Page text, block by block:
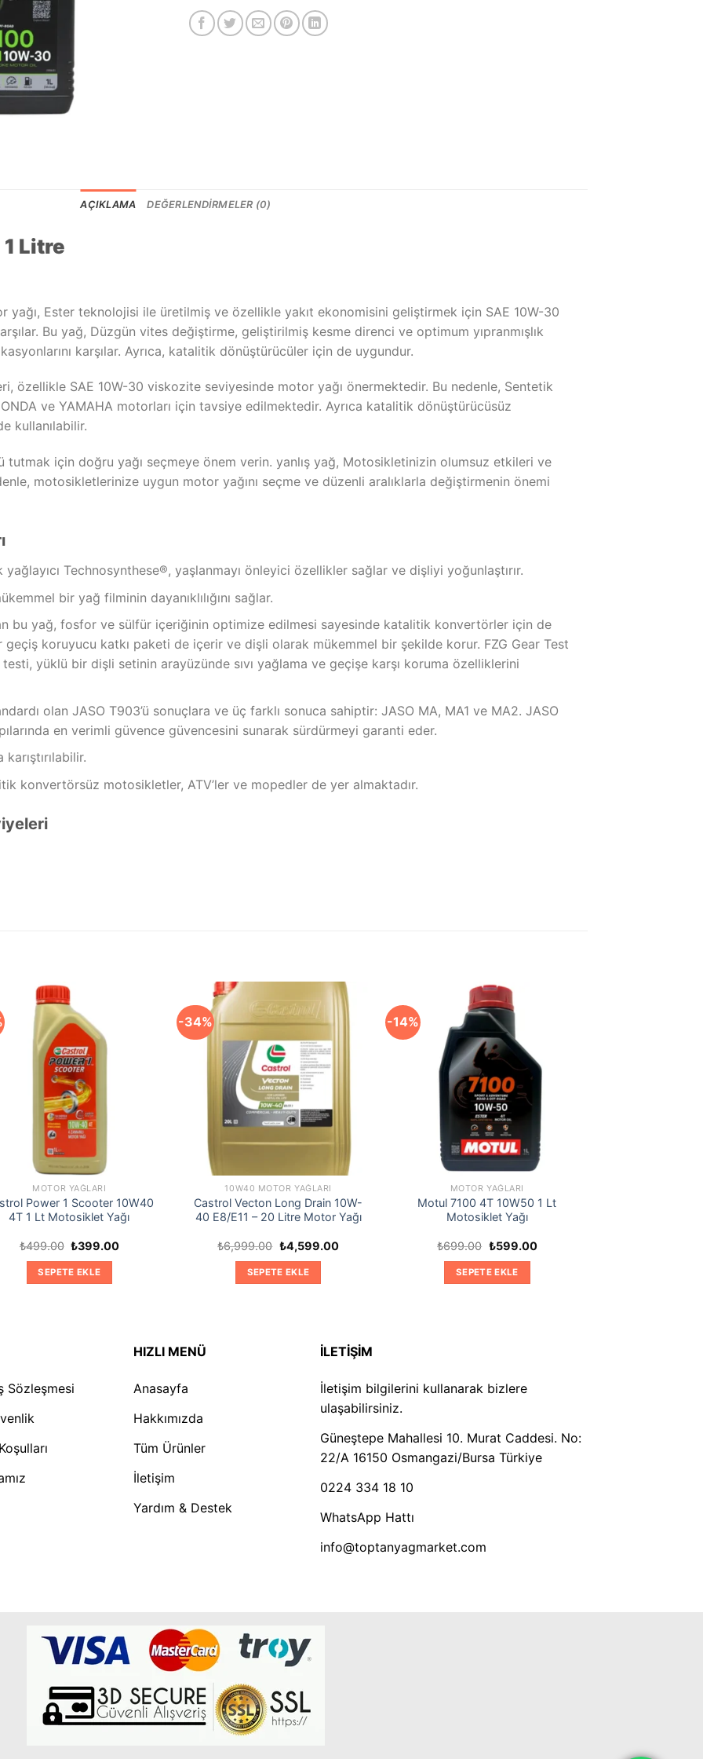
AÇIKLAMA DEĞERLENDIRMELER (0)
Litre
yağı, Ester teknolojisi ile üretilmiş ve özellikle yakıt ekonomisini geliştirmek için SAE 10W-30
Bu yağ, Düzgün vites değiştirme, geliştirilmiş kesme direnci ve optimum yıpranmışlık
karşılar. Ayrıca, katalitik dönüştürücüler için de uygundur.
özellikle SAE 10W-30 viskozite seviyesinde motor yağı önermektedir. Bu nedenle, Sentetik
ve YAMAHA motorları için tavsiye edilmektedir. Ayrıca katalitik dönüştürücüsüz
kullanılabilir.
tutmak için doğru yağı seçmeye önem verin. yanlış yağ, Motosikletinizin olumsuz etkileri ve
motosikletlerinize uygun motor yağını seçme ve düzenli aralıklarla değiştirmenin önemi
Technosynthese®, yaşlanmayı önleyici özellikler sağlar ve dişliyi yoğunlaştırır.
bir yağ filminin dayanıklılığını sağlar.
bu yağ, fosfor ve sülfür içeriğinin optimize edilmesi sayesinde katalitik konvertörler için de
geçiş koruyucu katkı paketi de içerir ve dişli olarak mükemmel bir şekilde korur. FZG Gear Test
testi, yüklü bir dişli setinin arayüzünde sıvı yağlama ve geçişe karşı koruma özelliklerini
olan JASO T903’ü sonuçlara ve üç farklı sonuca sahiptir: JASO MA, MA1 ve MA2. JASO
en verimli güvence güvencesini sunarak sürdürmeyi garanti eder.
konvertörsüz motosikletler, ATV’ler ve mopedler de yer almaktadır.
MOTOR YAĞLARI
Power 1 Scooter 10W40
4T 1 Lt Motosiklet Yağı
₺499.00 Orijinal
₺499.00.
₺399.00Şu
SEPETE EKLE
-34%
10W40 MOTOR YAĞLARI
Castrol Vecton Long Drain 10W-
40 E8/E11 – 20 Litre Motor Yağı
₺6,999.00 Orijinal
fiyat:
₺6,999.00.
₺4,599.00Şu
SEPETE EKLE
-14%
MOTOR YAĞLARI
Motul 7100 4T 10W50 1 Lt
Motosiklet Yağı
₺699.00 Orijinal
₺699.00.
₺599.00Şu
SEPETE EKLE
Sözleşmesi
HIZLI MENÜ
Anasayfa
Hakkımızda
Tüm Ürünler
İletişim
Yardım & Destek
İLETİŞİM
İletişim bilgilerini kullanarak bizlere
ulaşabilirsiniz.
Güneştepe Mahallesi 10. Murat Caddesi. No:
22/A 16150 Osmangazi/Bursa Türkiye
0224 334 18 10
WhatsApp Hattı
info@toptanyagmarket.com